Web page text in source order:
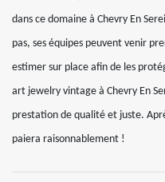
dans ce domaine à Chevry En
pas, ses équipes peuvent venir
estimer sur place afin de les
art jewelry vintage à Chevry En
prestation de qualité et juste.
paiera raisonnablement !